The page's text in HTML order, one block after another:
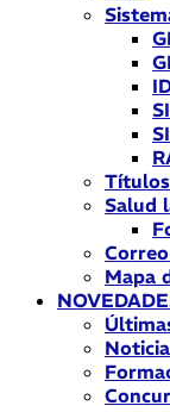
Salud
Mapa